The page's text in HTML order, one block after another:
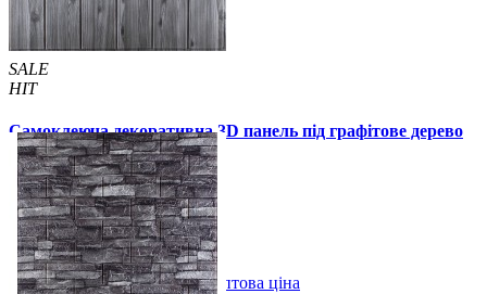
SALE
HIT
Самоклеюча декоративна 3D панель під графітове дерево
700x700x5мм
99 грн/шт 170 грн/шт
Купити В закладки Оптова ціна